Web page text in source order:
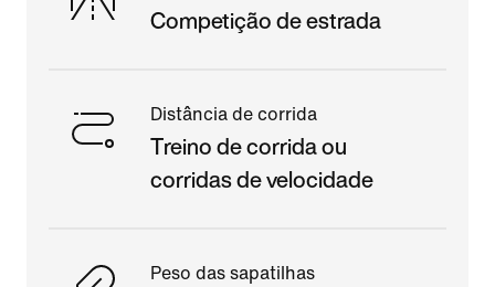
Competição de estrada
Distância de corrida
Treino de corrida ou
corridas de velocidade
Peso das sapatilhas